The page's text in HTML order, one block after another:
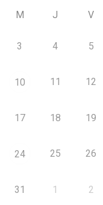
M J V
3 4 5
10 11 12
17 18 19
24 25 26
31 1 2